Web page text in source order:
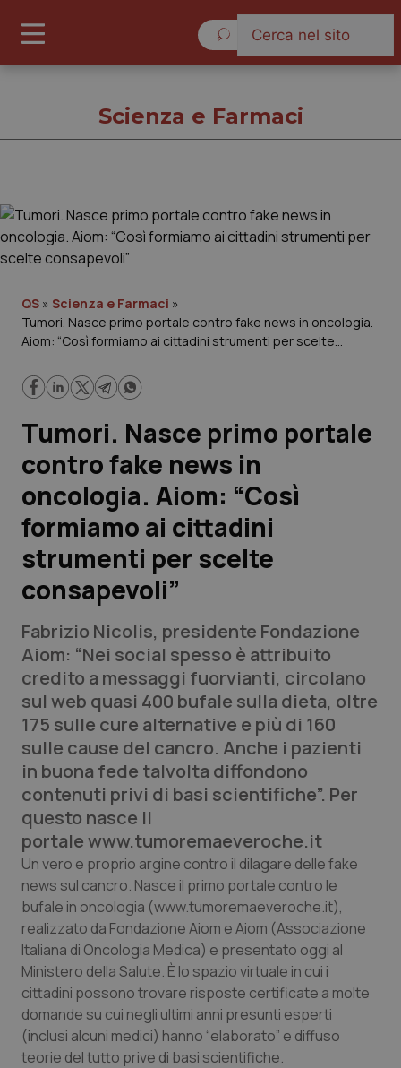
Cronache
Governo e Parlamento
Regioni e Asl
Lavoro e Professioni
Scienza e Farmaci
Studi e Analisi
Lettere al direttore
Edizioni Regionali
QS Pro
Professionisti Sanitari.AI
Abruzzo
Basilicata
Calabria
Campania
Emilia-Romagna
Friuli Venezia Giulia
Lazio
Liguria
QS Pro Gold
Artrite & artrosi
Asma & BPCO
Car-T
Colesterolo & coronaropatie
Dermatite Atopica
Diabete & glucometri
Disturbi dell’umore
QS Club Newsletter
Scienza e Farmaci
QS » Scienza e Farmaci »
Tumori. Nasce primo portale contro fake news in oncologia.
Aiom: “Così formiamo ai cittadini strumenti per scelte
Tumori. Nasce primo portale
contro fake news in
oncologia. Aiom: “Così
formiamo ai cittadini
strumenti per scelte
consapevoli”
Fabrizio Nicolis, presidente Fondazione
Aiom: “Nei social spesso è attribuito
credito a messaggi fuorvianti, circolano
sul web quasi 400 bufale sulla dieta, oltre
175 sulle cure alternative e più di 160
sulle cause del cancro. Anche i pazienti
in buona fede talvolta diffondono
contenuti privi di basi scientifiche”. Per
questo nasce il
portale www.tumoremaeveroche.it
Un vero e proprio argine contro il dilagare delle fake
news sul cancro. Nasce il primo portale contro le
bufale in oncologia (www.tumoremaeveroche.it),
realizzato da Fondazione Aiom e Aiom (Associazione
Italiana di Oncologia Medica) e presentato oggi al
Ministero della Salute. È lo spazio virtuale in cui i
cittadini possono trovare risposte certificate a molte
domande su cui negli ultimi anni presunti esperti
(inclusi alcuni medici) hanno “elaborato” e diffuso
teorie del tutto prive di basi scientifiche.